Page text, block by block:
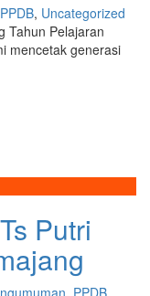
PPDB, Uncategorized
Tahun Pelajaran
mencetak generasi
Putri